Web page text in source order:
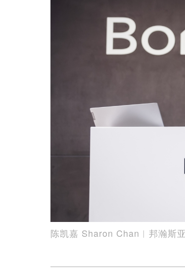
陈凯嘉 Sharon Chan︱邦瀚斯